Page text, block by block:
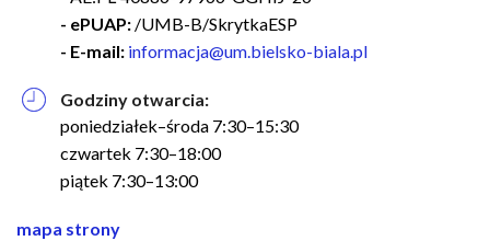
- ePUAP: /UMB-B/SkrytkaESP
- E-mail: informacja@um.bielsko-biala.pl
Godziny otwarcia:
poniedziałek–środa 7:30–15:30
czwartek 7:30–18:00
piątek 7:30–13:00
nawigacja
mapa strony